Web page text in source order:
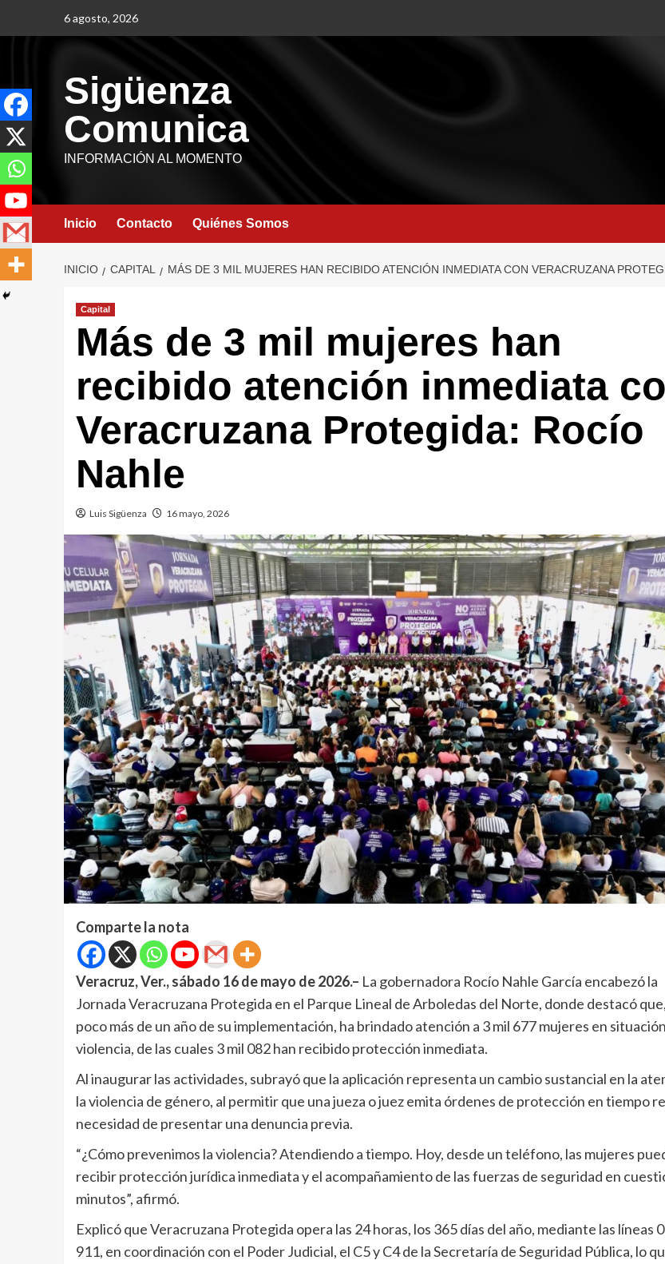
6 agosto, 2026
Sigüenza
Comunica
INFORMACIÓN AL MOMENTO
Inicio Contacto Quiénes Somos
INICIO CAPITAL MÁS DE 3 MIL MUJERES HAN RECIBIDO ATENCIÓN INMEDIATA CON VERACRUZANA
Capital
Más de 3 mil mujeres han
recibido atención inmediata
Veracruzana Protegida: Rocío
Nahle
Luis Sigüenza 16 mayo, 2026
Comparte la nota
Veracruz, Ver., sábado 16 de mayo de 2026.– La gobernadora Rocío Nahle García encabezó la
Jornada Veracruzana Protegida en el Parque Lineal de Arboledas del Norte, donde destacó
poco más de un año de su implementación, ha brindado atención a 3 mil 677 mujeres en
violencia, de las cuales 3 mil 082 han recibido protección inmediata.
Al inaugurar las actividades, subrayó que la aplicación representa un cambio sustancial en la
la violencia de género, al permitir que una jueza o juez emita órdenes de protección en tiempo
necesidad de presentar una denuncia previa.
“¿Cómo prevenimos la violencia? Atendiendo a tiempo. Hoy, desde un teléfono, las mujeres
recibir protección jurídica inmediata y el acompañamiento de las fuerzas de seguridad en
minutos”, afirmó.
Explicó que Veracruzana Protegida opera las 24 horas, los 365 días del año, mediante las líneas
911, en coordinación con el Poder Judicial, el C5 y C4 de la Secretaría de Seguridad Pública, lo